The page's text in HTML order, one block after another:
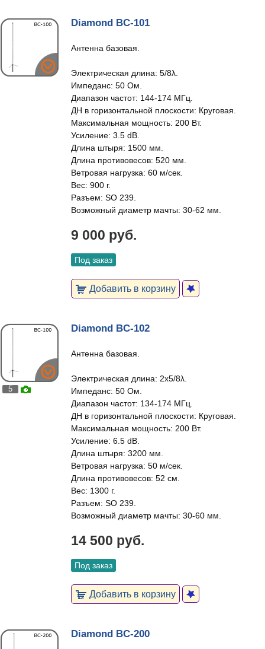
Diamond BC-101
Антенна базовая.
Электрическая длина: 5/8λ.
Импеданс: 50 Ом.
Диапазон частот: 144-174 МГц.
ДН в горизонтальной плоскости: Круговая.
Максимальная мощность: 200 Вт.
Усиление: 3.5 dB.
Длина штыря: 1500 мм.
Длина противовесов: 520 мм.
Ветровая нагрузка: 60 м/сек.
Вес: 900 г.
Разъем: SO 239.
Возможный диаметр мачты: 30-62 мм.
9 000 руб.
Под заказ
Добавить в корзину
5
Diamond BC-102
Антенна базовая.
Электрическая длина: 2х5/8λ.
Импеданс: 50 Ом.
Диапазон частот: 134-174 МГц.
ДН в горизонтальной плоскости: Круговая.
Максимальная мощность: 200 Вт.
Усиление: 6.5 dB.
Длина штыря: 3200 мм.
Ветровая нагрузка: 50 м/сек.
Длина противовесов: 52 см.
Вес: 1300 г.
Разъем: SO 239.
Возможный диаметр мачты: 30-60 мм.
14 500 руб.
Под заказ
Добавить в корзину
Diamond BC-200